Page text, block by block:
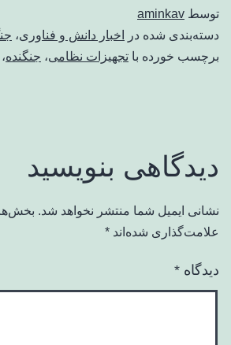
توسط aminkav
دسته‌بندی شده در
اخبار دانش و فناوری،
برچسب خورده با تجهیزات نظامی، جنگنده،
دیدگاهی بنویسید
نشانی ایمیل شما منتشر نخواهد شد.
علامت‌گذاری شده‌اند *
دیدگاه *